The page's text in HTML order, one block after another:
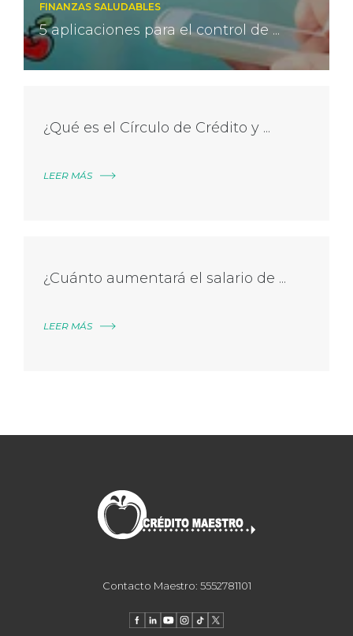
FINANZAS SALUDABLES
5 aplicaciones para el control de ...
¿Qué es el Círculo de Crédito y ...
LEER MÁS
¿Cuánto aumentará el salario de ...
LEER MÁS
Contacto Maestro: 5552781101